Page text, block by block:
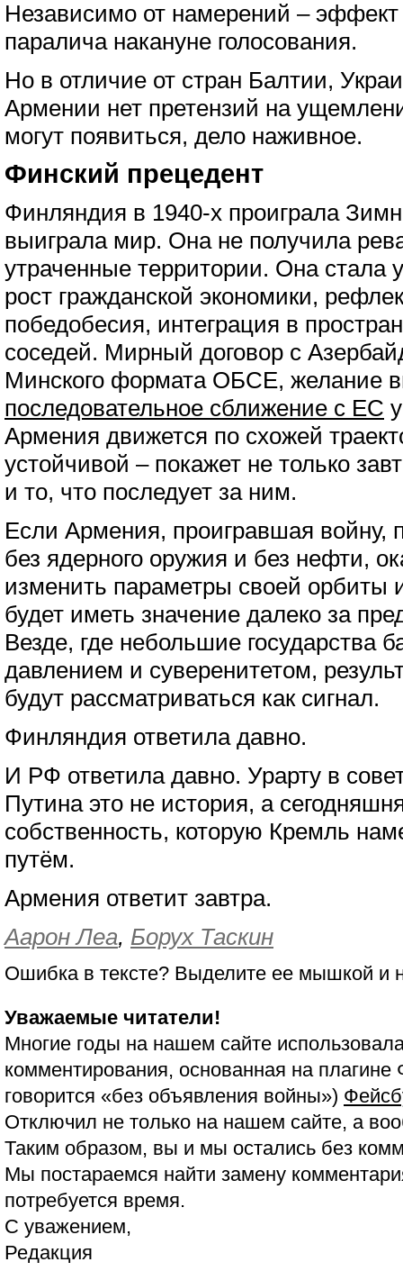
Независимо от намерений – эффект
паралича накануне голосования.
Но в отличие от стран Балтии,
Армении нет претензий на
могут появиться, дело наживное.
Финский прецедент
Финляндия в 1940-х проиграла
выиграла мир. Она не получила
утраченные территории. Она стала
рост гражданской экономики,
победобесия, интеграция в
соседей. Мирный договор с
Минского формата ОБСЕ, желание
последовательное сближение с ЕС
Армения движется по схожей
устойчивой – покажет не только
и то, что последует за ним.
Если Армения, проигравшая войну,
без ядерного оружия и без нефти,
изменить параметры своей орбиты
будет иметь значение далеко за
Везде, где небольшие государства
давлением и суверенитетом,
будут рассматриваться как сигнал.
Финляндия ответила давно.
И РФ ответила давно. Урарту в
Путина это не история, а
собственность, которую Кремль
путём.
Армения ответит завтра.
Аарон Леа, Борух Таскин
Ошибка в тексте? Выделите ее мышкой и
Уважаемые читатели!
Многие годы на нашем сайте
комментирования, основанная на
говорится «без объявления войны»)
Отключил не только на нашем сайте, а
Таким образом, вы и мы остались без
Мы постараемся найти замену
потребуется время.
С уважением,
Редакция